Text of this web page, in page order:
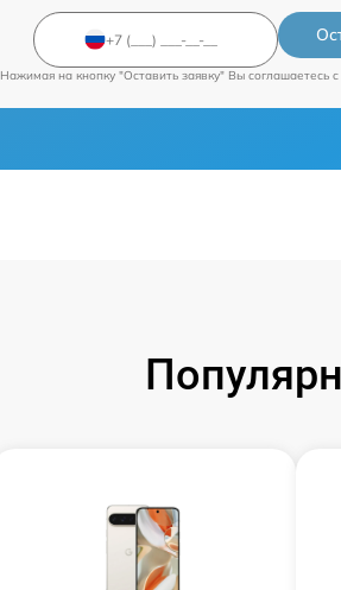
Нажимая на кнопку "Оставить заявку" Вы соглашаетесь c